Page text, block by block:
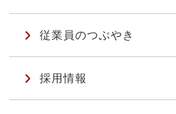
従業員のつぶやき
採用情報